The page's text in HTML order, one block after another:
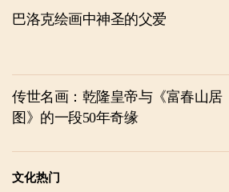
巴洛克绘画中神圣的父爱
传世名画：乾隆皇帝与《富春山居
图》的一段50年奇缘
文化热门